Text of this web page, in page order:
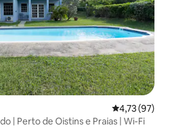
4,73 de uma
4,73 (97)
| Perto de Oistins e Praias | Wi-Fi